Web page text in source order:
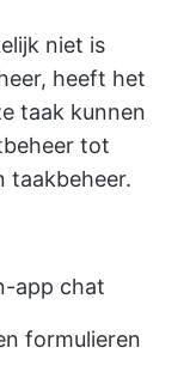
niet is
heeft het
taak kunnen
tot
taakbeheer.
app chat
formulieren